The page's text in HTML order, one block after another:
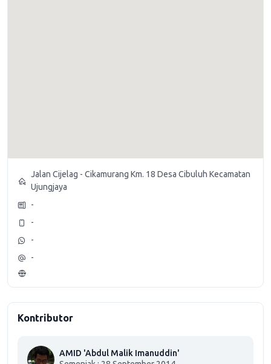
Jalan Cijelag - Cikamurang Km. 18 Desa Cibuluh Kecamatan
Ujungjaya
-
-
-
-
Kontributor
AMID 'Abdul Malik Imanuddin'